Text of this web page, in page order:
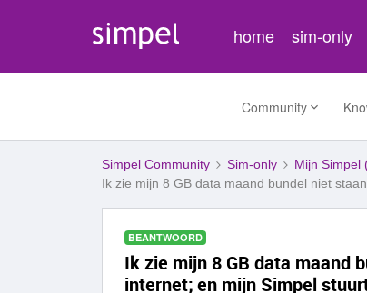
home sim-only
Community
Simpel Community Sim-only
Mijn Simpel
Ik zie mijn 8 GB data maand bundel niet
BEANTWOORD
Ik zie mijn 8 GB data maand
internet; en mijn Simpel